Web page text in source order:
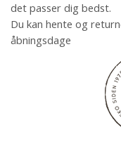
det passer dig bedst.
Du kan hente og
åbningsdage